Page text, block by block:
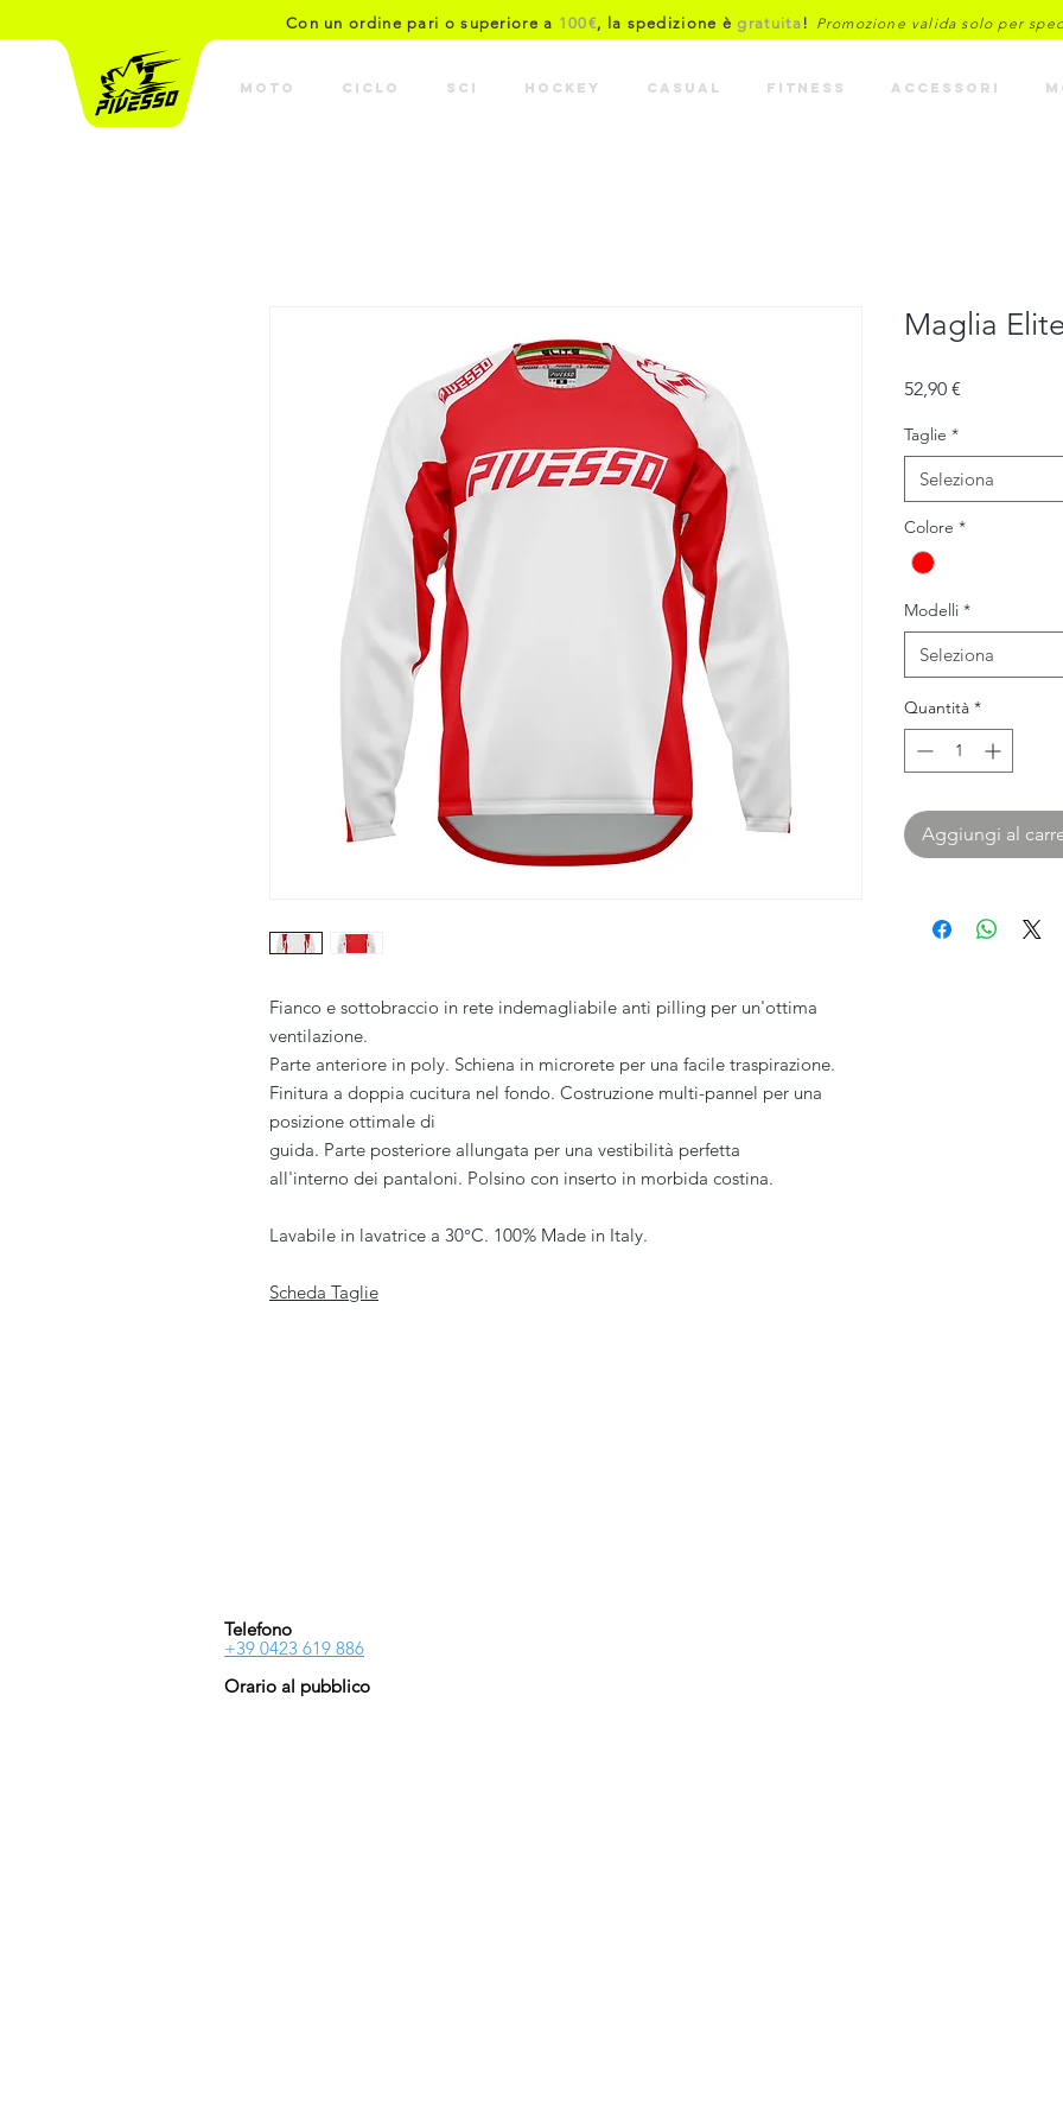
Con un ordine pari o superiore a 100€, la spedizione ègratuita ! Promozione valida solo per
MOTO CICLO SCI HOCKEY CASUAL FITNESS ACCESSORI
Fianco e sottobraccio in rete indemagliabile anti pilling per un'ottima
ventilazione.
Parte anteriore in poly. Schiena in microrete per una facile traspirazione.
Finitura a doppia cucitura nel fondo. Costruzione multi-pannel per una
posizione ottimale di
guida. Parte posteriore allungata per una vestibilità perfetta
all'interno dei pantaloni. Polsino con inserto in morbida costina.
Lavabile in lavatrice a 30°C. 100% Made in Italy.
Scheda Taglie
Maglia
52,90 €
Taglie *
Seleziona
Colore *
Modelli *
Seleziona
Quantità *
Aggiungi al
Telefono
+39 0423 619 886
Orario al pubblico